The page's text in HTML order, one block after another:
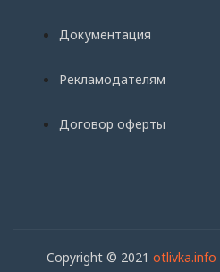
Документация
Рекламодателям
Договор оферты
Copyright © 2021 otlivka.info